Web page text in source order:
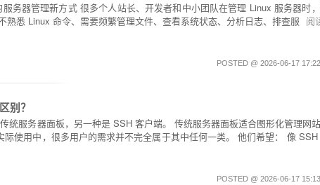
务器管理新方式 很多个人站长、开发者和中小团队在管理 Linux 服务器时
悉 Linux 命令、需要频繁管理文件、查看系统状态、分析日志、排查服 阅
POSTED @ 2026-06-17
别？
统服务器面板，另一种是 SSH 客户端。 传统服务器面板适合图形化管理网
使用中，很多用户的需求并不完全属于其中任何一类。 他们希望： 像 SSH
POSTED @ 2026-06-17